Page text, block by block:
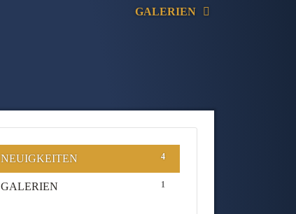
GALERIEN
NEUIGKEITEN 4
GALERIEN 1